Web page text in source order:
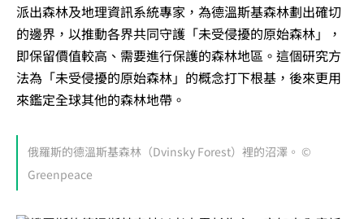
派出森林及地理資訊系統專家，為德溫斯基森林劃出確切
的邊界，以推動各界共同守護「未受侵擾的原始森林」，
即保留價值較高、需要進行保護的森林地區。這個研究方
法為「未受侵擾的原始森林」的概念打下根基，後來更用
來鑑定全球其他的森林地帶。
俄羅斯的德溫斯基森林（Dvinsky Forest）裡的沼澤。 ©
Greenpeace